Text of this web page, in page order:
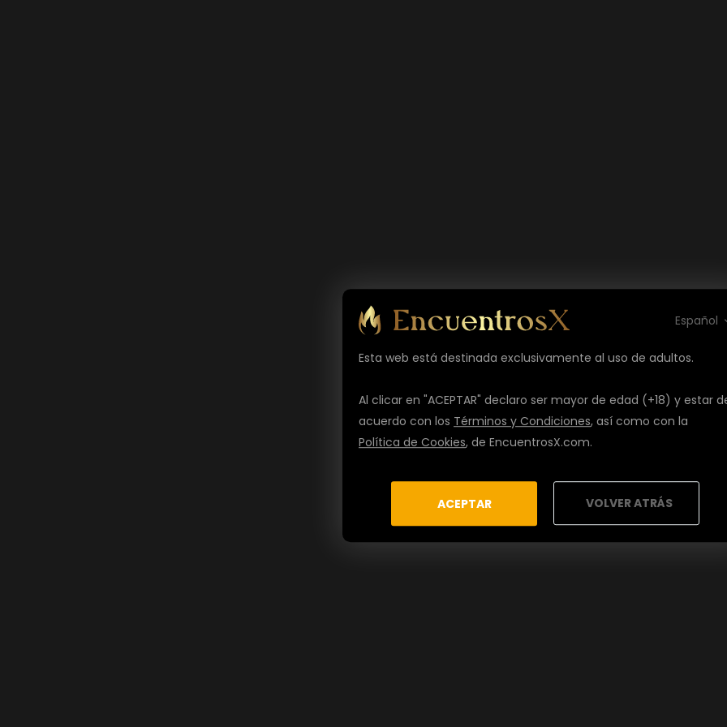
Español
Esta web está destinada exclusivamente al uso de adultos.
Al clicar en "ACEPTAR" declaro ser mayor de edad (+18) y estar
acuerdo con los Términos y Condiciones, así como con la
Política de Cookies, de EncuentrosX.com.
ACEPTAR VOLVER ATRÁS